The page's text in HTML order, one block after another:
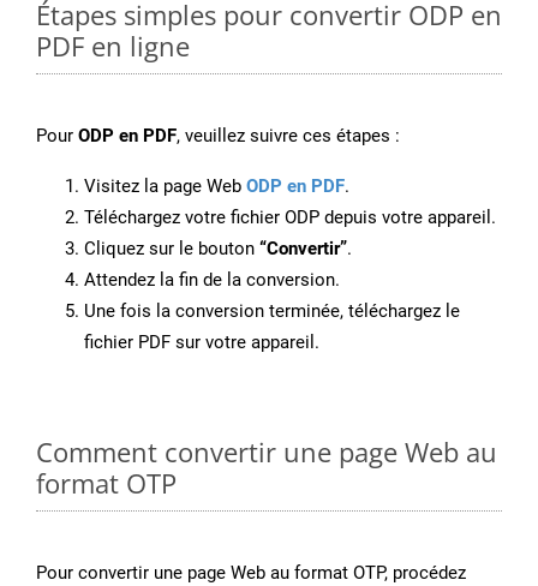
Étapes simples pour convertir ODP en
PDF en ligne
Pour ODP en PDF, veuillez suivre ces étapes :
Visitez la page Web ODP en PDF.
Téléchargez votre fichier ODP depuis votre appareil.
Cliquez sur le bouton “Convertir”.
Attendez la fin de la conversion.
Une fois la conversion terminée, téléchargez le
fichier PDF sur votre appareil.
Comment convertir une page Web au
format OTP
Pour convertir une page Web au format OTP, procédez